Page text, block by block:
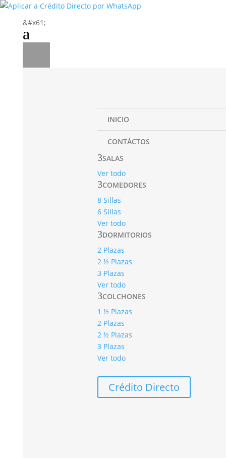
&#x61;
a
INICIO
CONTÁCTOS
SALAS
Ver todo
COMEDORES
8 Sillas
6 Sillas
Ver todo
DORMITORIOS
2 Plazas
2 ½ Plazas
3 Plazas
Ver todo
COLCHONES
1 ½ Plazas
2 Plazas
2 ½ Plazas
3 Plazas
Ver todo
Crédito Directo